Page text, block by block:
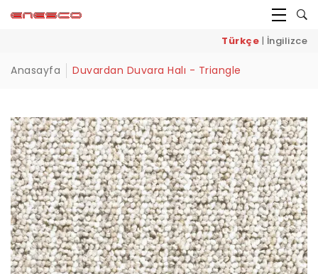
Türkçe | İngilizce
Anasayfa Duvardan Duvara Halı - Triangle